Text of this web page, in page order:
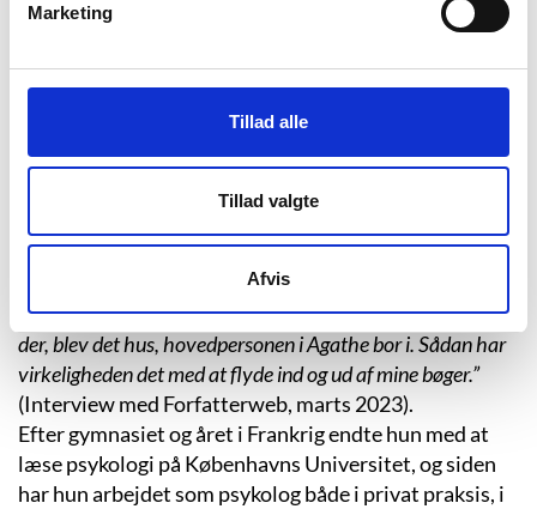
Marketing
Tillad alle
Tillad valgte
Afvis
Anne Cathrine Bomanns skolegang og fritidsliv med
Gymnasium og en lang bordtenniskarriere i den lokale
”Fra jeg var 9 år, spillede jeg
bordtennis, og det endte jeg med at gøre, til jeg var 25, og
undervejs nåede jeg at vinde DM i forskellige rækker 12
Sverige, Tyskland og Frankrig. Bordtennissen har sneget sig
med ind i min roman ”Hvad ingen ved”, og det lille hus, jeg
boede i i Frankrig som 18-årig, mens jeg spillede for en klub
der, blev det hus, hovedpersonen i Agathe bor i. Sådan har
virkeligheden det med at flyde ind og ud af mine bøger.”
(Interview med Forfatterweb, marts 2023).
Efter gymnasiet og året i Frankrig endte hun med at
læse psykologi på Københavns Universitet, og siden
har hun arbejdet som psykolog både i privat praksis, i